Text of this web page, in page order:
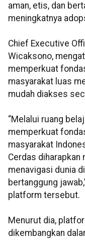
aman, etis, dan
meningkatnya
Chief Executive
Wicaksono,
memperkuat
masyarakat luas
mudah diakses
“Melalui ruang
memperkuat
masyarakat
Cerdas diharapkan
menavigasi dunia
bertanggung
platform tersebut.
Menurut dia,
dikembangkan